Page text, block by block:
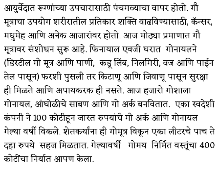
आयुर्वेदात रूग्णांच्या उपचारासाठी पंचगव्याचा वापर होतो. गौ
मूत्राचा उपयोग शरीरातील प्रतिकार शक्ति वाढविण्यासाठी, कॅन्सर,
मधुमेह आणि अनेक आजारांवर होतो. आज मोठ्या प्रमाणात गौ
मूत्रावर संशोधन सुरू आहे. फिनायाल एवजी घरात गोनायलने
(डिस्टील गो मूत्र आणि पाणी, कडू लिंब, निलगिरी, वज आणि पाईन
तेल पासून) फरशी पुसली तर किटाणू आणि जिवाणू पासून सुरक्षा
ही मिळते आणि अपायकरक ही नसते. आज हजारो गोशाला
गोनायल, आंघोळीचे साबण आणि गो अर्क बनवितात. एका स्वदेशी
कंपनी ने 100 कोटीहून जास्त रुपयांचे गो अर्क आणि गोनायल
गेल्या वर्षी विकले. शेतकर्यांना ही गोमूत्र विकून एका लीटरचे पाच ते
दहा रुपये सहज मिळतात. गेल्यावर्षी गोमय निर्मित वस्तूंचा 400
कोटींचा निर्यात आपण केला.